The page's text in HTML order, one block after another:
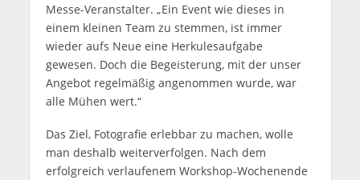
Messe-Veranstalter. „Ein Event wie dieses in
einem kleinen Team zu stemmen, ist immer
wieder aufs Neue eine Herkulesaufgabe
gewesen. Doch die Begeisterung, mit der unser
Angebot regelmäßig angenommen wurde, war
alle Mühen wert.“
Das Ziel, Fotografie erlebbar zu machen, wolle
man deshalb weiterverfolgen. Nach dem
erfolgreich verlaufenem Workshop-Wochenende